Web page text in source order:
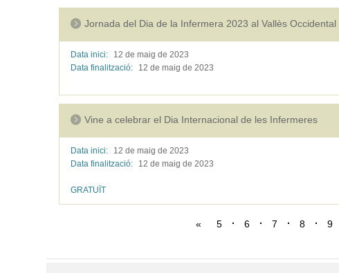
Jornada del Dia de la Infermera 2023 al Vallès Occidental
Data inici: 12 de maig de 2023
Data finalització:
12 de maig de 2023
Vine a celebrar el Dia Internacional de les Infermeres
Data inici: 12 de maig de 2023
Data finalització:
12 de maig de 2023
GRATUÏT
« 5 6 7 8 9